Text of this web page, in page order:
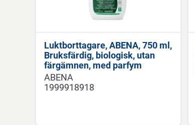
Luktborttagare, ABENA, 750 ml,
Bruksfärdig, biologisk, utan
färgämnen, med parfym
ABENA
1999918918